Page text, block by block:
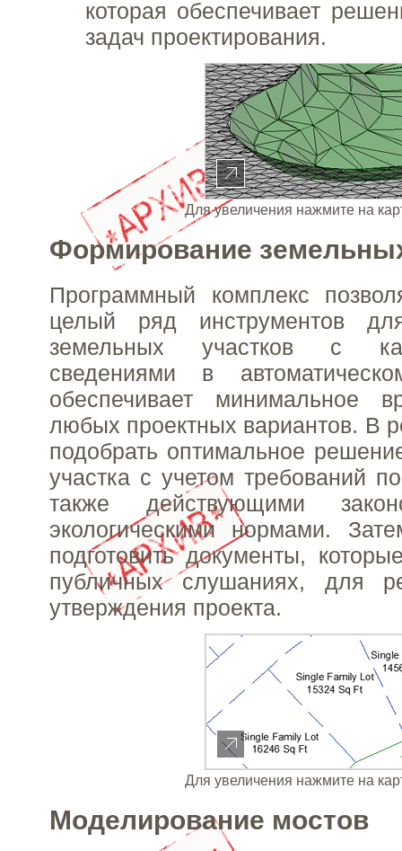
которая обеспечивает
задач проектирования.
Для увеличения нажмите на
Формирование
Программный комплекс
целый ряд инструментов
земельных участков с
сведениями в
обеспечивает минимальное
любых проектных вариантов. В
подобрать оптимальное
участка с учетом требований
также действующими
экологическими нормами.
подготовить документы,
публичных слушаниях, для
утверждения проекта.
Для увеличения нажмите на
Моделирование мостов